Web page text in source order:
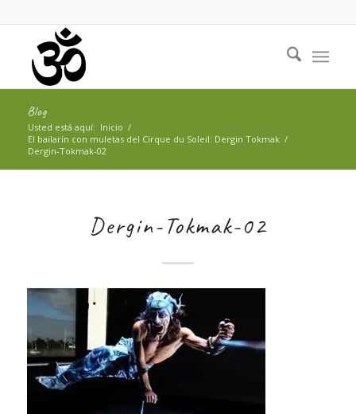
Blog
Usted está aquí: Inicio /
El bailarín con muletas del Cirque du Soleil: Dergin Tokmak /
Dergin-Tokmak-02
Dergin-Tokmak-02